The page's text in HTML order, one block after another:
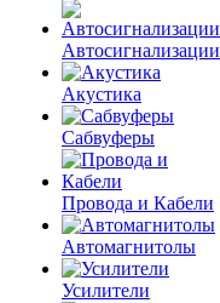
Автосигнализации
Акустика
Сабвуферы
Провода и Кабели
Автомагнитолы
Усилители